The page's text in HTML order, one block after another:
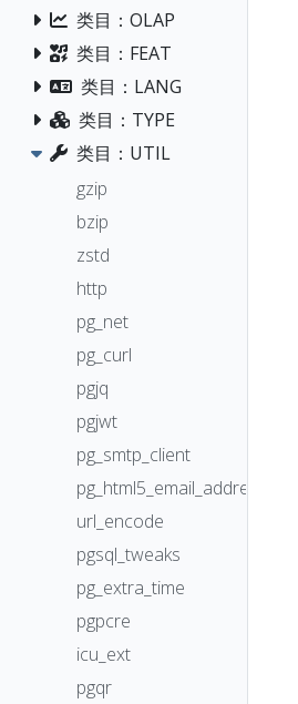
类目：OLAP
类目：FEAT
类目：LANG
类目：TYPE
类目：UTIL
gzip
bzip
zstd
http
pg_net
pg_curl
pgjq
pgjwt
pg_smtp_client
pg_html5_email_address
url_encode
pgsql_tweaks
pg_extra_time
pgpcre
icu_ext
pgqr